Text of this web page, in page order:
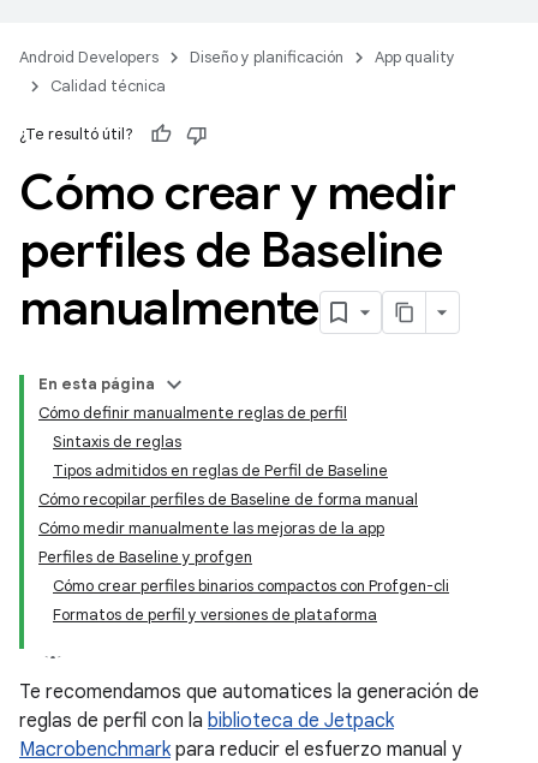
Android Developers Diseño y planificación
App quality
Calidad técnica
¿Te resultó útil?
Cómo crear y medir
perfiles de Baseline
manualmente
En esta página
Cómo definir manualmente reglas de perfil
Sintaxis de reglas
Tipos admitidos en reglas de Perfil de Baseline
Cómo recopilar perfiles de Baseline de forma manual
Cómo medir manualmente las mejoras de la app
Perfiles de Baseline y profgen
Cómo crear perfiles binarios compactos con Profgen-cli
Formatos de perfil y versiones de plataforma
Te recomendamos que automatices la generación de
reglas de perfil con la biblioteca de Jetpack
Macrobenchmarkpara reducir el esfuerzo manual y